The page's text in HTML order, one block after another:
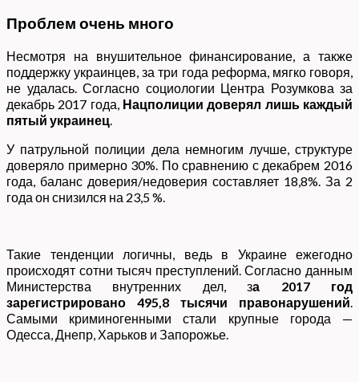
Проблем очень много
Несмотря на внушительное финансирование, а также
поддержку украинцев, за три года реформа, мягко говоря,
не удалась. Согласно социологии Центра Розумкова за
декабрь 2017 года, Нацполиции доверял лишь каждый
пятый украинец
У патрульной полиции дела немногим лучше, структуре
доверяло примерно 30%. По сравнению с декабрем 2016
года, баланс доверия/недоверия составляет 18,8%. За 2
года он снизился на 23,5 %.
Такие тенденции логичны, ведь в Украине ежегодно
происходят сотни тысяч преступлений. Согласно данным
Министерства внутренних дел, за 2017 год
зарегистрировано 495,8 тысячи правонарушений
Самыми криминогенными стали крупные города —
Одесса, Днепр, Харьков и Запорожье.